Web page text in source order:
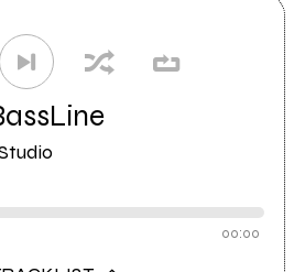
00:00